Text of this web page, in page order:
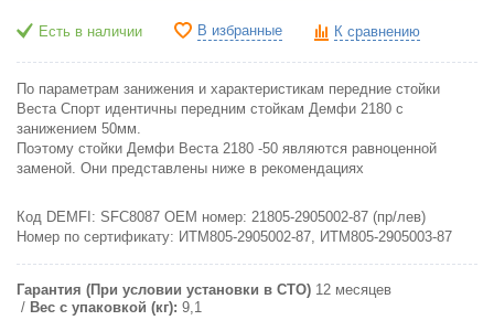
Есть в наличии В избранные К сравнению
По параметрам занижения и характеристикам передние стойки
Веста Спорт идентичны передним стойкам Демфи 2180 с
занижением 50мм.
Поэтому стойки Демфи Веста 2180 -50 являются равноценной
заменой. Они представлены ниже в рекомендациях
Код DEMFI: SFC8087 ОЕМ номер: 21805-2905002-87 (пр/лев)
Номер по сертификату: ИТМ805-2905002-87, ИТМ805-2905003-87
Гарантия (При условии установки в СТО) 12 месяцев
Вес с упаковкой (кг): 9,1